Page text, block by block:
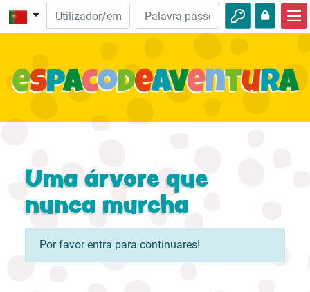
Aventuras da Bíblia
Aventuras
Uma árvore que
nunca murcha
Por favor entra para continuares!